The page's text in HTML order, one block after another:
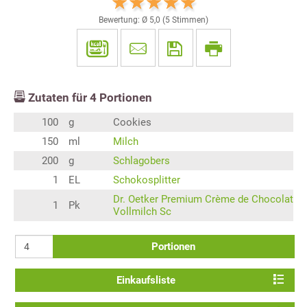
Bewertung: Ø 5,0 (5 Stimmen)
Zutaten für 4 Portionen
100 g
Cookies
150
ml
Milch
200
g
Schlagobers
1
EL Schokosplitter
1 Pk
Dr. Oetker Premium Crème de Chocolat
Vollmilch Sc
Portionen
Einkaufsliste